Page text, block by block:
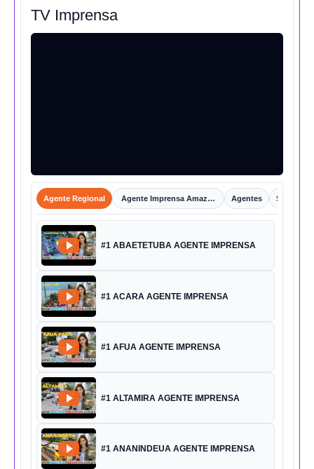
TV Imprensa
Agente Regional Agente Imprensa Amazônica Agentes Shorts
#1 ABAETETUBA AGENTE IMPRENSA
#1 ACARA AGENTE IMPRENSA
#1 AFUA AGENTE IMPRENSA
#1 ALTAMIRA AGENTE IMPRENSA
#1 ANANINDEUA AGENTE IMPRENSA